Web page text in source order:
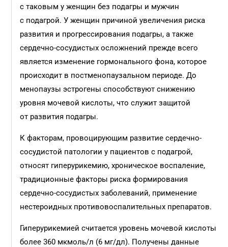
с таковым у женщин без подагры и мужчин
с подагрой. У женщин причиной увеличения риска
развития и прогрессирования подагры, а также
сердечно-сосудистых осложнений прежде всего
является изменение гормонального фона, которое
происходит в постменопаузальном периоде. До
менопаузы эстрогены способствуют снижению
уровня мочевой кислоты, что служит защитой
от развития подагры.
К факторам, провоцирующим развитие сердечно-
сосудистой патологии у пациентов с подагрой,
относят гиперурикемию, хроническое воспаление,
традиционные факторы риска формирования
сердечно-сосудистых заболеваний, применение
нестероидных противовоспалительных препаратов.
Гиперурикемией считается уровень мочевой кислоты
более 360 мкмоль/л (6 мг/дл). Получены данные